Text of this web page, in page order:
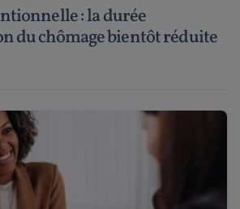
: la durée
du chômage bientôt réduite